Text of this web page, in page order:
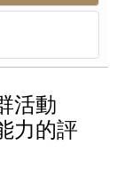
活動
力的評